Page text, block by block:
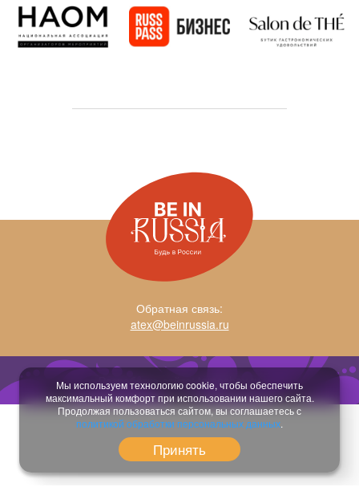
Обратная связь:
atex@beinrussia.ru
Разработка сайта:temeshov.ru
Мы используем технологию cookie, чтобы обеспечить
максимальный комфорт при использовании нашего сайта.
Продолжая пользоваться сайтом, вы соглашаетесь с
политикой обработки персональных данных.
Принять